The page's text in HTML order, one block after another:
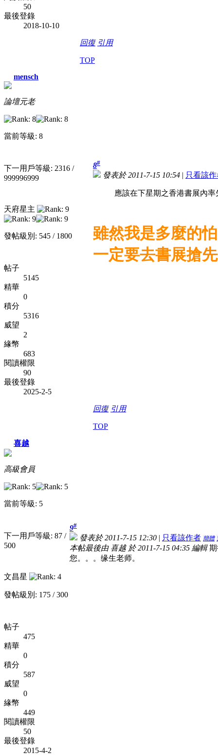
50
最後登錄
2018-10-10
回復 引用
TOP
mensch
論壇元老
當前等級: 8
下一用戶等級: 2316 /
999996999
天府星主
發帖級別: 545 / 1800
帖子
5145
精華
0
積分
5316
威望
2
緣幣
683
閱讀權限
90
最後登錄
2025-2-5
8#
發表於 2011-7-15 10:54 | 只看該
應該在下星期之香港書展內
雖然我是多麼的
一定要去書展搶
回復 引用
TOP
喜越
高級會員
當前等級: 5
下一用戶等級: 87 /
500
文昌星
發帖級別: 175 / 300
帖子
475
精華
0
積分
587
威望
0
緣幣
449
閱讀權限
50
最後登錄
2015-4-2
9#
發表於 2011-7-15 12:30 | 只看該作者 簡體
本帖最後由 喜越 於 2011-7-15 04:35 編輯
您。。。缘生老师。